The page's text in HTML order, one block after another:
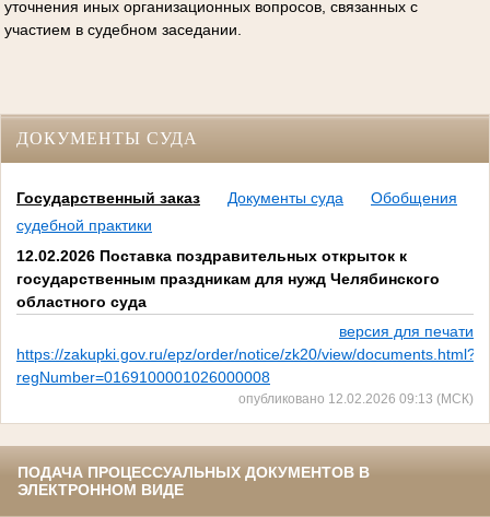
уточнения иных организационных вопросов, связанных с
участием в судебном заседании.
ДОКУМЕНТЫ СУДА
Государственный заказ Документы суда
Обобщения
судебной практики
12.02.2026 Поставка поздравительных открыток к
государственным праздникам для нужд Челябинского
областного суда
версия для печати
https://zakupki.gov.ru/epz/order/notice/zk20/view/documents.html?
regNumber=0169100001026000008
опубликовано 12.02.2026 09:13 (МСК)
ПОДАЧА ПРОЦЕССУАЛЬНЫХ ДОКУМЕНТОВ В
ЭЛЕКТРОННОМ ВИДЕ